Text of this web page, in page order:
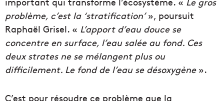
problème, c’est la ‘stratification’», poursuit
Raphaël Grisel. « L’apport d’eau douce se
concentre en surface, l’eau salée au fond. Ces
deux strates ne se mélangent plus ou
difficilement. Le fond de l’eau se désoxygène».
C’est pour résoudre ce problème que la